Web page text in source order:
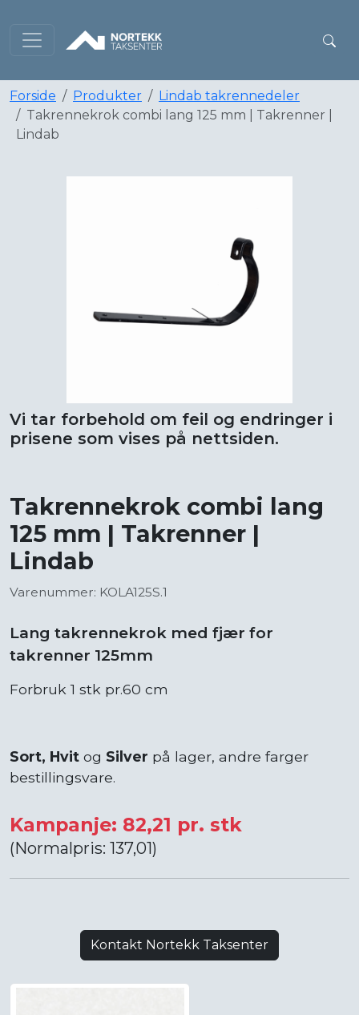
Forside Produkter
Lindab takrennedeler
Takrennekrok combi lang 125 mm | Takrenner |
Lindab
Vi tar forbehold om feil og endringer i
prisene som vises på nettsiden.
Takrennekrok combi lang
125 mm | Takrenner |
Lindab
Varenummer: KOLA125S.1
Lang takrennekrok med fjær for
takrenner 125mm
Forbruk 1 stk pr.60 cm
Sort, Hvit og Silver på lager, andre farger
bestillingsvare.
Kampanje: 82,21 pr. stk
(Normalpris: 137,01)
Kontakt Nortekk Taksenter